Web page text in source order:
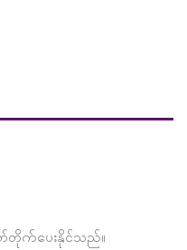
တ်တိုက်ပေးနိုင်သည်။